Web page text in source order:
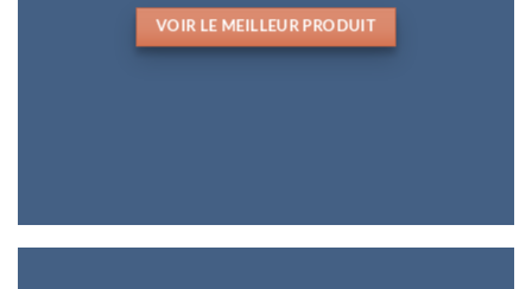
VOIR LE MEILLEUR PRODUIT